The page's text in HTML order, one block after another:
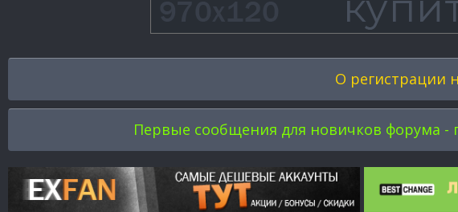
О регистрации
Первые сообщения для новичков форума